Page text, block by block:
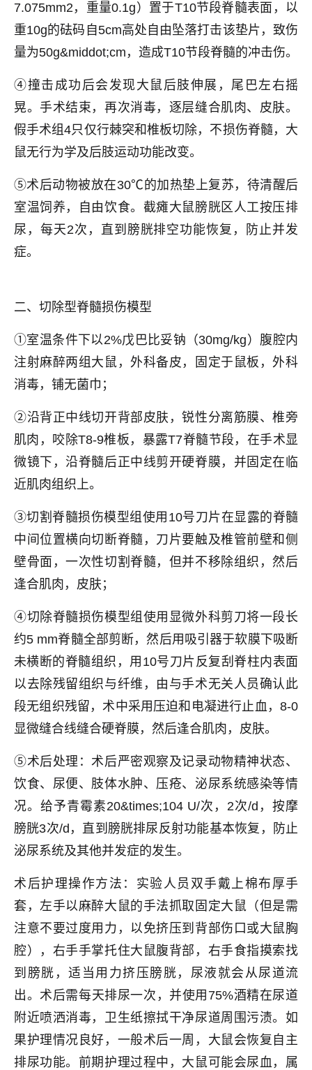
7.075mm2，重量0.1g）置于T10节段脊髓表面，以
重10g的砝码自5cm高处自由坠落打击该垫片，致伤
量为50g&middot;cm，造成T10节段脊髓的冲击伤。
④撞击成功后会发现大鼠后肢伸展，尾巴左右摇
晃。手术结束，再次消毒，逐层缝合肌肉、皮肤。
假手术组4只仅行棘突和椎板切除，不损伤脊髓，大
鼠无行为学及后肢运动功能改变。
⑤术后动物被放在30℃的加热垫上复苏，待清醒后
室温饲养，自由饮食。截瘫大鼠膀胱区人工按压排
尿，每天2次，直到膀胱排空功能恢复，防止并发
症。
二、切除型脊髓损伤模型
①室温条件下以2%戊巴比妥钠（30mg/kg）腹腔内
注射麻醉两组大鼠，外科备皮，固定于鼠板，外科
消毒，铺无菌巾；
②沿背正中线切开背部皮肤，锐性分离筋膜、椎旁
肌肉，咬除T8-9椎板，暴露T7脊髓节段，在手术显
微镜下，沿脊髓后正中线剪开硬脊膜，并固定在临
近肌肉组织上。
③切割脊髓损伤模型组使用10号刀片在显露的脊髓
中间位置横向切断脊髓，刀片要触及椎管前壁和侧
壁骨面，一次性切割脊髓，但并不移除组织，然后
逢合肌肉，皮肤；
④切除脊髓损伤模型组使用显微外科剪刀将一段长
约5 mm脊髓全部剪断，然后用吸引器于软膜下吸断
未横断的脊髓组织，用10号刀片反复刮脊柱内表面
以去除残留组织与纤维，由与手术无关人员确认此
段无组织残留，术中采用压迫和电凝进行止血，8-0
显微缝合线缝合硬脊膜，然后逢合肌肉，皮肤。
⑤术后处理：术后严密观察及记录动物精神状态、
饮食、尿便、肢体水肿、压疮、泌尿系统感染等情
况。给予青霉素20&times;104 U/次，2次/d，按摩
膀胱3次/d，直到膀胱排尿反射功能基本恢复，防止
泌尿系统及其他并发症的发生。
术后护理操作方法：实验人员双手戴上棉布厚手
套，左手以麻醉大鼠的手法抓取固定大鼠（但是需
注意不要过度用力，以免挤压到背部伤口或大鼠胸
腔），右手手掌托住大鼠腹背部，右手食指摸索找
到膀胱，适当用力挤压膀胱，尿液就会从尿道流
出。术后需每天排尿一次，并使用75%酒精在尿道
附近喷洒消毒，卫生纸擦拭干净尿道周围污渍。如
果护理情况良好，一般术后一周，大鼠会恢复自主
排尿功能。前期护理过程中，大鼠可能会尿血，属